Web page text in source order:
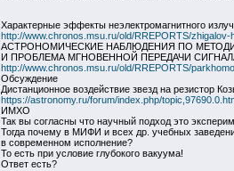
Характерные эффекты неэлектромагнитного
http://www.chronos.msu.ru/old/RREPORTS/
АСТРОНОМИЧЕСКИЕ НАБЛЮДЕНИЯ ПО
И ПРОБЛЕМА МГНОВЕННОЙ ПЕРЕДАЧИ
http://www.chronos.msu.ru/old/RREPORTS/
Обсуждение
Дистанционное воздействие звезд на резистор
https://astronomy.ru/forum/index.php/
ИМХО
Так вы согласны что научный подход это
Тогда почему в МИФИ и всех др. учебных
в современном исполнение?
То есть при условие глубокого вакуума!
Ответ есть?